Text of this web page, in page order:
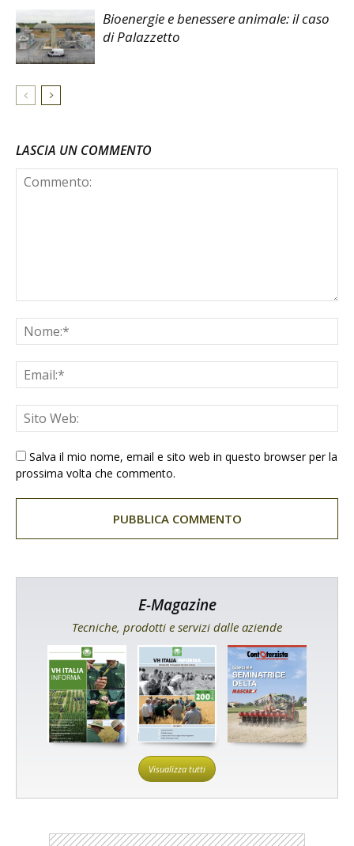
Bioenergie e benessere animale: il caso
di Palazzetto
LASCIA UN COMMENTO
Salva il mio nome, email e sito web in questo browser per la
prossima volta che commento.
E-Magazine
Tecniche, prodotti e servizi dalle aziende
Visualizza tutti